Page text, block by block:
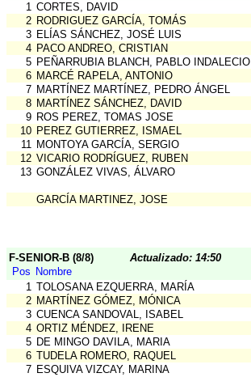
1 CORTES, DAVID
2 RODRIGUEZ GARCÍA, TOMÁS
3 ELÍAS SÁNCHEZ, JOSÉ LUIS
4 PACO ANDREO, CRISTIAN
5 PEÑARRUBIA BLANCH, PABLO INDALECIO
6 MARCÉ RAPELA, ANTONIO
7 MARTÍNEZ MARTÍNEZ, PEDRO ÁNGEL
8 MARTÍNEZ SÁNCHEZ, DAVID
9 ROS PEREZ, TOMAS JOSE
10 PEREZ GUTIERREZ, ISMAEL
11 MONTOYA GARCÍA, SERGIO
12 VICARIO RODRÍGUEZ, RUBEN
13 GONZÁLEZ VIVAS, ÁLVARO
GARCÍA MARTINEZ, JOSE
F-SENIOR-B (8/8)
Actualizado: 14:50
Pos Nombre
1 TOLOSANA EZQUERRA, MARÍA
2 MARTÍNEZ GÓMEZ, MÓNICA
3 CUENCA SANDOVAL, ISABEL
4 ORTIZ MÉNDEZ, IRENE
5 DE MINGO DAVILA, MARIA
6 TUDELA ROMERO, RAQUEL
7 ESQUIVA VIZCAY, MARINA